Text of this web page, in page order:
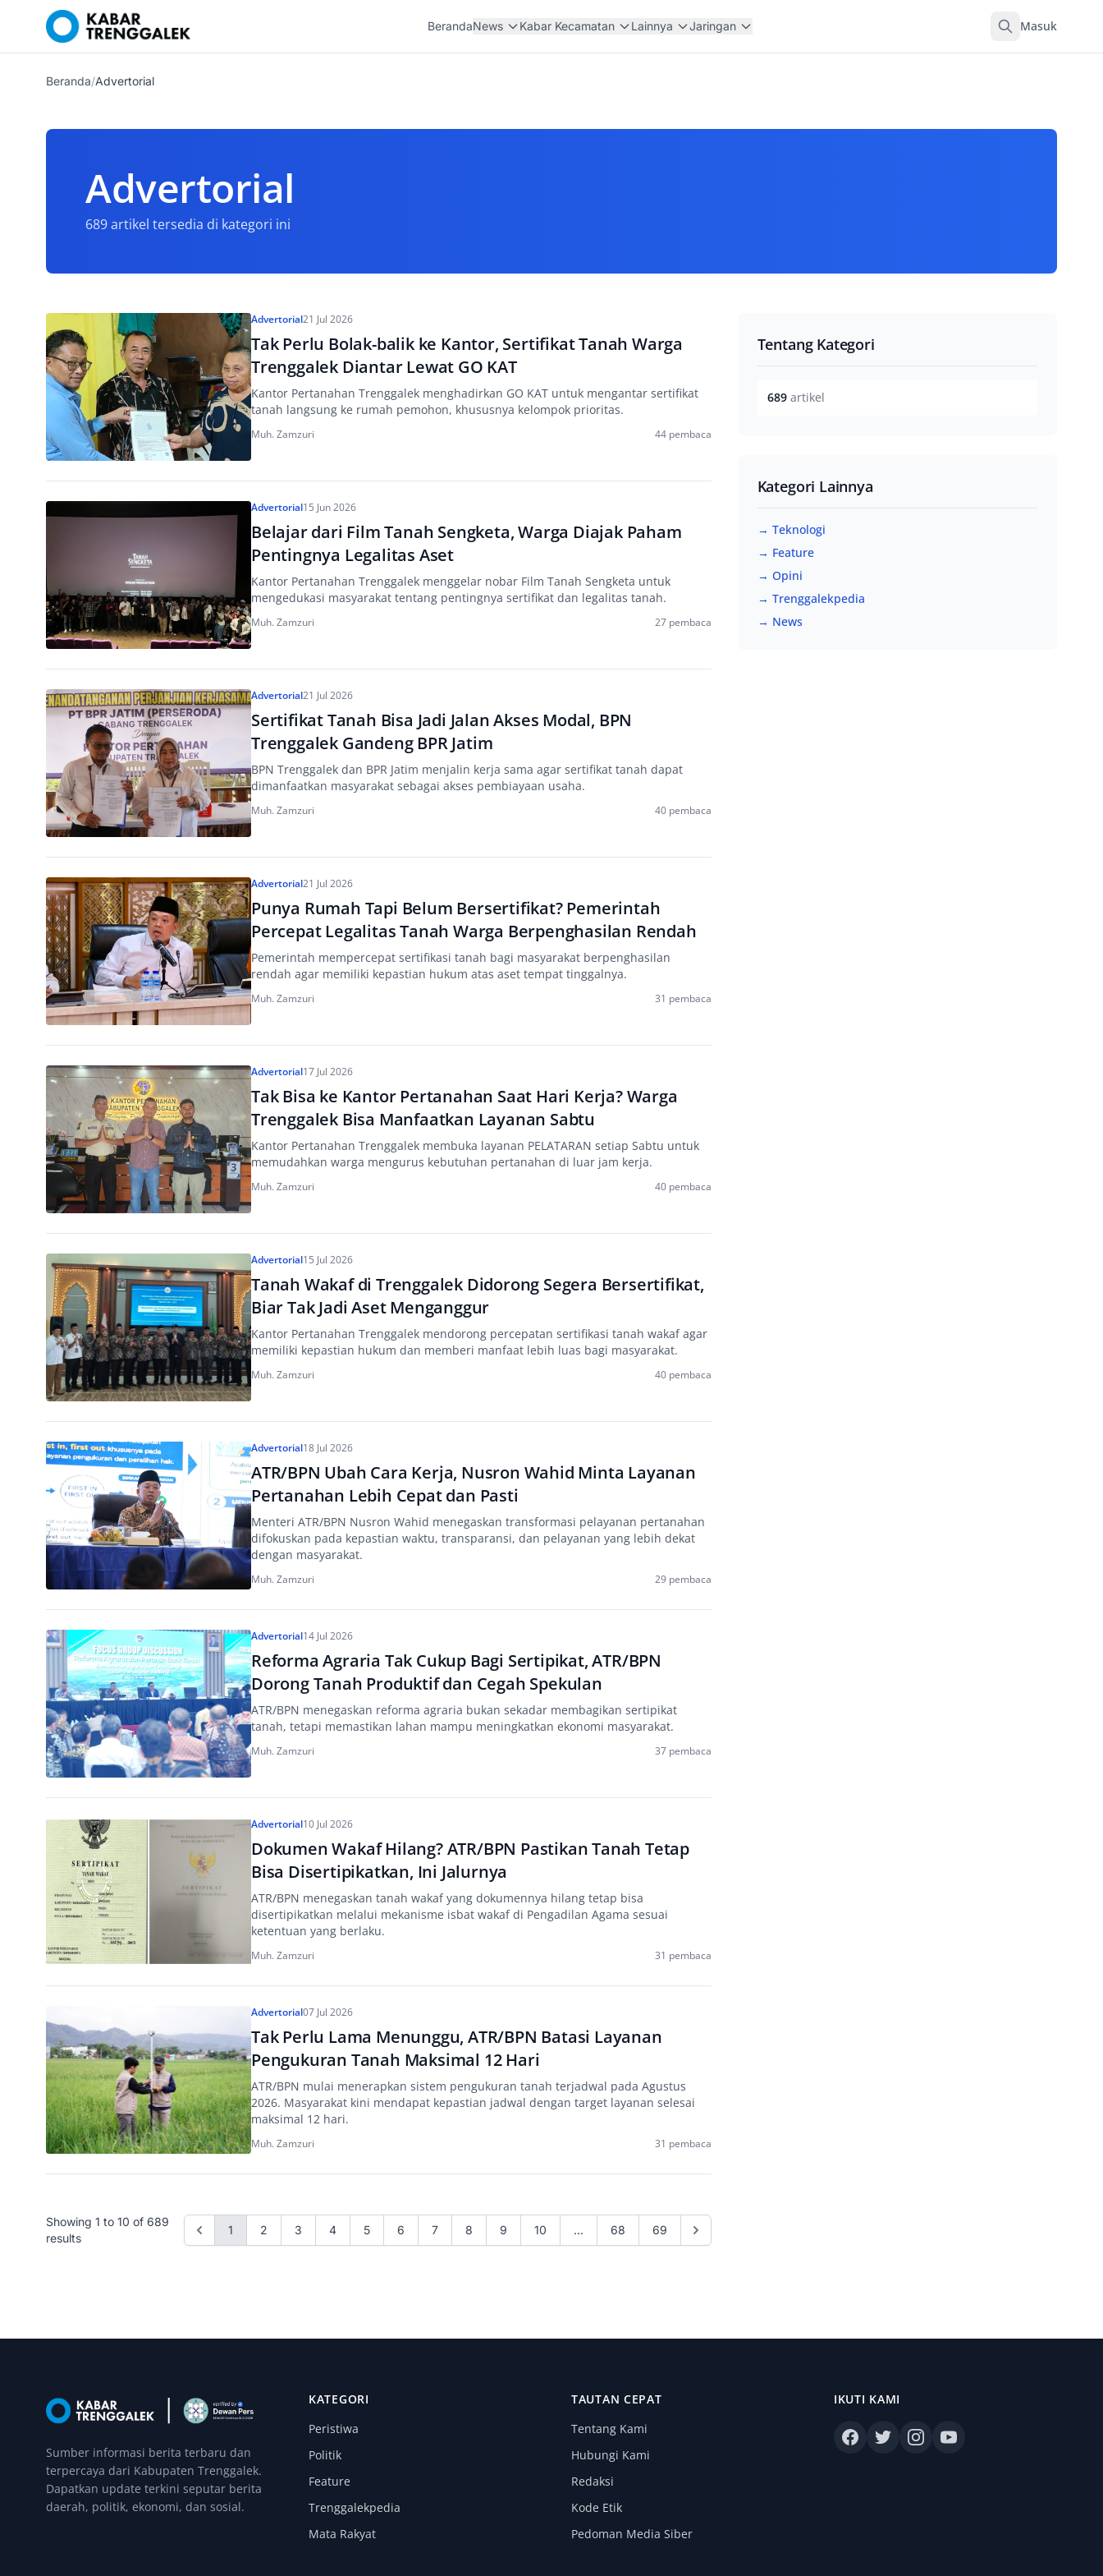
BerandaNews Kabar Kecamatan Lainnya Jaringan Masuk
Beranda/Advertorial
Advertorial
689 artikel tersedia di kategori ini
Advertorial21 Jul 2026
Tak Perlu Bolak-balik ke Kantor, Sertifikat Tanah Warga
Trenggalek Diantar Lewat GO KAT
Kantor Pertanahan Trenggalek menghadirkan GO KAT untuk mengantar sertifikat
tanah langsung ke rumah pemohon, khususnya kelompok prioritas.
Muh. Zamzuri 44 pembaca
Advertorial15 Jun 2026
Belajar dari Film Tanah Sengketa, Warga Diajak Paham
Pentingnya Legalitas Aset
Kantor Pertanahan Trenggalek menggelar nobar Film Tanah Sengketa untuk
mengedukasi masyarakat tentang pentingnya sertifikat dan legalitas tanah.
Muh. Zamzuri 27 pembaca
Advertorial21 Jul 2026
Sertifikat Tanah Bisa Jadi Jalan Akses Modal, BPN
Trenggalek Gandeng BPR Jatim
BPN Trenggalek dan BPR Jatim menjalin kerja sama agar sertifikat tanah dapat
dimanfaatkan masyarakat sebagai akses pembiayaan usaha.
Muh. Zamzuri 40 pembaca
Advertorial21 Jul 2026
Punya Rumah Tapi Belum Bersertifikat? Pemerintah
Percepat Legalitas Tanah Warga Berpenghasilan Rendah
Pemerintah mempercepat sertifikasi tanah bagi masyarakat berpenghasilan
rendah agar memiliki kepastian hukum atas aset tempat tinggalnya.
Muh. Zamzuri 31 pembaca
Advertorial17 Jul 2026
Tak Bisa ke Kantor Pertanahan Saat Hari Kerja? Warga
Trenggalek Bisa Manfaatkan Layanan Sabtu
Kantor Pertanahan Trenggalek membuka layanan PELATARAN setiap Sabtu untuk
memudahkan warga mengurus kebutuhan pertanahan di luar jam kerja.
Muh. Zamzuri 40 pembaca
Advertorial15 Jul 2026
Tanah Wakaf di Trenggalek Didorong Segera Bersertifikat,
Biar Tak Jadi Aset Menganggur
Kantor Pertanahan Trenggalek mendorong percepatan sertifikasi tanah wakaf agar
memiliki kepastian hukum dan memberi manfaat lebih luas bagi masyarakat.
Muh. Zamzuri 40 pembaca
Advertorial18 Jul 2026
ATR/BPN Ubah Cara Kerja, Nusron Wahid Minta Layanan
Pertanahan Lebih Cepat dan Pasti
Menteri ATR/BPN Nusron Wahid menegaskan transformasi pelayanan pertanahan
difokuskan pada kepastian waktu, transparansi, dan pelayanan yang lebih dekat
dengan masyarakat.
Muh. Zamzuri 29 pembaca
Advertorial14 Jul 2026
Reforma Agraria Tak Cukup Bagi Sertipikat, ATR/BPN
Dorong Tanah Produktif dan Cegah Spekulan
ATR/BPN menegaskan reforma agraria bukan sekadar membagikan sertipikat
tanah, tetapi memastikan lahan mampu meningkatkan ekonomi masyarakat.
Muh. Zamzuri 37 pembaca
Advertorial10 Jul 2026
Dokumen Wakaf Hilang? ATR/BPN Pastikan Tanah Tetap
Bisa Disertipikatkan, Ini Jalurnya
ATR/BPN menegaskan tanah wakaf yang dokumennya hilang tetap bisa
disertipikatkan melalui mekanisme isbat wakaf di Pengadilan Agama sesuai
ketentuan yang berlaku.
Muh. Zamzuri 31 pembaca
Advertorial07 Jul 2026
Tak Perlu Lama Menunggu, ATR/BPN Batasi Layanan
Pengukuran Tanah Maksimal 12 Hari
ATR/BPN mulai menerapkan sistem pengukuran tanah terjadwal pada Agustus
2026. Masyarakat kini mendapat kepastian jadwal dengan target layanan selesai
maksimal 12 hari.
Muh. Zamzuri 31 pembaca
Showing 1 to 10 of 689
results
1 2 3 4 5 6 7 8 9 10 ... 68 69
Tentang Kategori
689artikel
Kategori Lainnya
→ Teknologi
→ Feature
→ Opini
→ Trenggalekpedia
→ News
Sumber informasi berita terbaru dan
terpercaya dari Kabupaten Trenggalek.
Dapatkan update terkini seputar berita
daerah, politik, ekonomi, dan sosial.
KATEGORI
Peristiwa
Politik
Feature
Trenggalekpedia
Mata Rakyat
TAUTAN CEPAT
Tentang Kami
Hubungi Kami
Redaksi
Kode Etik
Pedoman Media Siber
IKUTI KAMI